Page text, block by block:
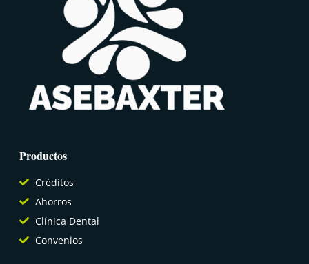
Productos
Créditos
Ahorros
Clínica Dental
Convenios